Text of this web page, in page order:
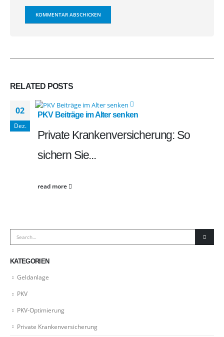
RELATED POSTS
02
Dez.
PKV Beiträge im Alter senken
Private Krankenversicherung: So
sichern Sie...
read more
KATEGORIEN
Geldanlage
PKV
PKV-Optimierung
Private Krankenversicherung